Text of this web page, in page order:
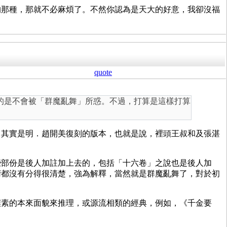
種，那就不必麻煩了。不然你認為是天大的好意，我卻沒福
quote
不會被「群魔亂舞」所惑。不過，打算是這樣打算
實是明．趙開美復刻的版本，也就是說，裡頭王叔和及張湛
份是後人加註加上去的，包括「十六卷」之說也是後人加
沒有分得很清楚，強為解釋，當然就是群魔亂舞了，對於初
的本來面貌來推理，或源流相類的經典，例如，《千金要